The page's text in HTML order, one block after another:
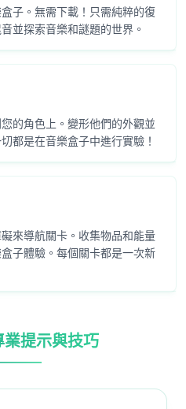
子。無需下載！只需純粹的復
並探索音樂和謎題的世界。
的角色上。變形他們的外觀並
都是在音樂盒子中進行實驗！
來導航關卡。收集物品和能量
子體驗。每個關卡都是一次新
提示與技巧